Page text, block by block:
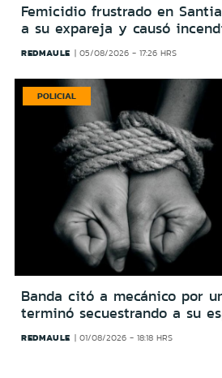
Femicidio frustrado en
a su expareja y causó
REDMAULE 05/08/2026 - 17:26 HRS
POLICIAL
Banda citó a mecánico por
terminó secuestrando a su
REDMAULE 01/08/2026 - 18:18 HRS